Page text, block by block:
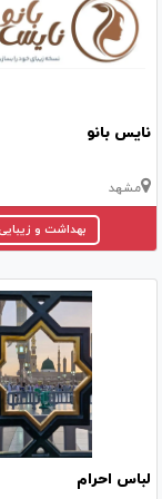
نایس‌ بانو
مشهد
بهداشت و
لباس احرام